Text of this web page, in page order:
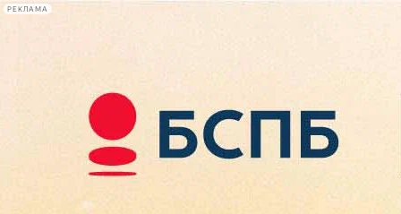
РЕКЛАМА
Сегодня:
2026.08.09
16:50
Афиша Plus